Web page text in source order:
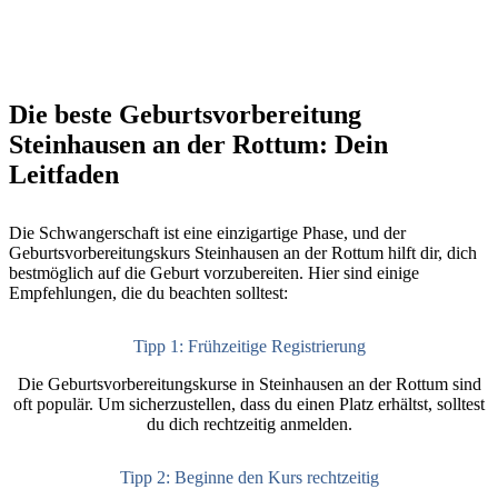
Die beste Geburtsvorbereitung
Steinhausen an der Rottum: Dein
Leitfaden
Die Schwangerschaft ist eine einzigartige Phase, und der
Geburtsvorbereitungskurs Steinhausen an der Rottum hilft dir, dich
bestmöglich auf die Geburt vorzubereiten. Hier sind einige
Empfehlungen, die du beachten solltest:
Tipp 1: Frühzeitige Registrierung
Die Geburtsvorbereitungskurse in Steinhausen an der Rottum sind
oft populär. Um sicherzustellen, dass du einen Platz erhältst, solltest
du dich rechtzeitig anmelden.
Tipp 2: Beginne den Kurs rechtzeitig